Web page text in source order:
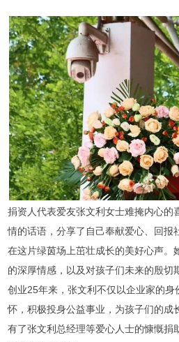
捐资人代表爱友张文利女士难掩内心的
情的话语，分享了自己奉献爱心、回报
在这片绿茵场上茁壮成长的美好心声。
的深厚情感，以及对孩子们未来的殷切
创业25年来，张文利不仅以企业家的
怀，积极投身公益事业，为孩子们的成
有了张文利总经理等爱心人士的慷慨捐